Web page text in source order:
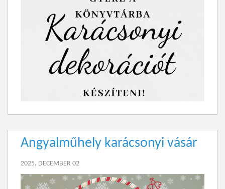
Angyalműhely karácsonyi vásár
2025, DECEMBER 02